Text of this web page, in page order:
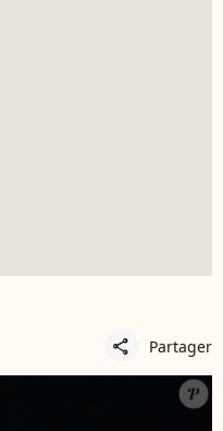
share Partager